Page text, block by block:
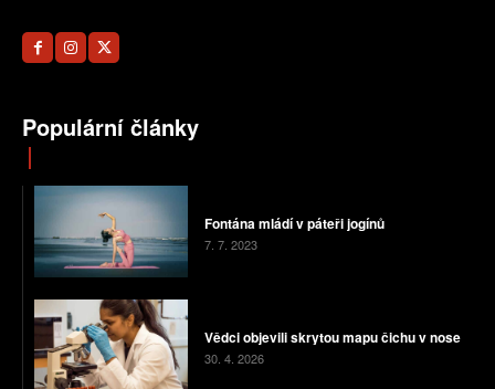
Populární články
Fontána mládí v páteři jogínů
7. 7. 2023
Vědci objevili skrytou mapu čichu v nose
30. 4. 2026